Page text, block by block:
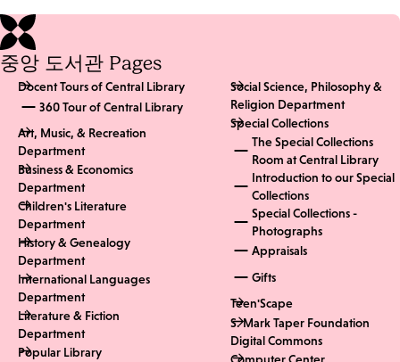
중앙 도서관 Pages
Docent Tours of Central Library
360 Tour of Central Library
Art, Music, & Recreation
Department
Business & Economics
Department
Children's Literature
Department
History & Genealogy
Department
International Languages
Department
Literature & Fiction
Department
Popular Library
Social Science, Philosophy &
Religion Department
Special Collections
The Special Collections
Room at Central Library
Introduction to our Special
Collections
Special Collections -
Photographs
Appraisals
Gifts
Teen'Scape
S. Mark Taper Foundation
Digital Commons
Computer Center